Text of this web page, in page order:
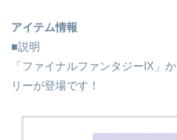
アイテム情報
■説明
「ファイナルファンタジーIX」
リーが登場です！